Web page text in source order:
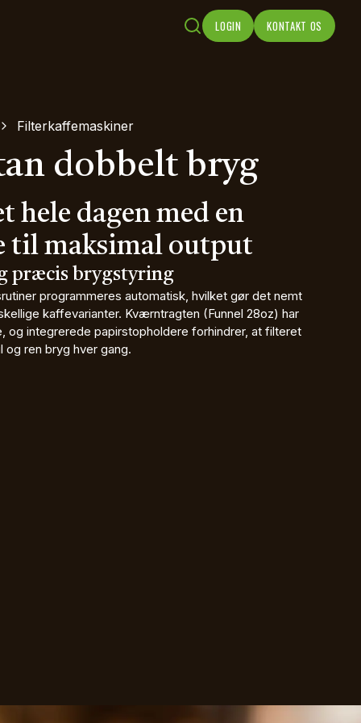
LOGIN KONTAKT OS
Filterkaffemaskiner
dobbelt bryg
hele dagen med en
til maksimal output
præcis brygstyring
programmeres automatisk, hvilket gør det nemt
kaffevarianter. Kværntragten (Funnel 28oz) har
og integrerede papirstopholdere forhindrer, at filteret
ren bryg hver gang.